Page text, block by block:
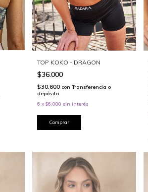
TOP KOKO - DRAGON
$36.000
$30.600 con Transferencia o
depósito
6 x $6.000 sin interés
Comprar